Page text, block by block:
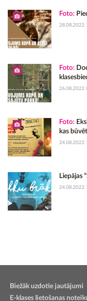
Foto:
28.08.2022
Foto:
26.08.2022
Foto:
kas
24.08.2022
Liepājas
24.08.2022
Biežāk uzdotie jautājumi
E-klases lietošanas